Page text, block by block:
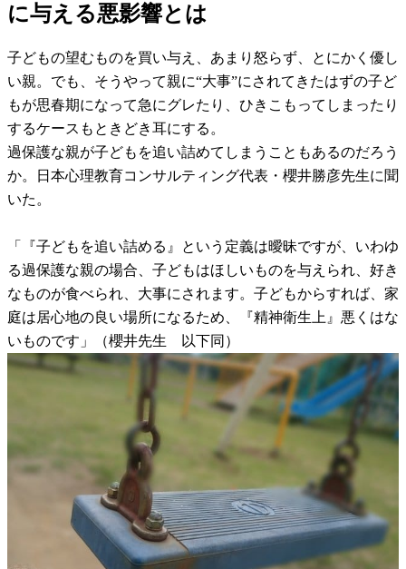
に与える悪影響とは
子どもの望むものを買い与え、あまり怒らず、とにかく優し
い親。でも、そうやって親に“大事”にされてきたはずの子ど
もが思春期になって急にグレたり、ひきこもってしまったり
するケースもときどき耳にする。
過保護な親が子どもを追い詰めてしまうこともあるのだろう
か。日本心理教育コンサルティング代表・櫻井勝彦先生に聞
いた。
「『子どもを追い詰める』という定義は曖昧ですが、いわゆ
る過保護な親の場合、子どもはほしいものを与えられ、好き
なものが食べられ、大事にされます。子どもからすれば、家
庭は居心地の良い場所になるため、『精神衛生上』悪くはな
いものです」（櫻井先生 以下同）